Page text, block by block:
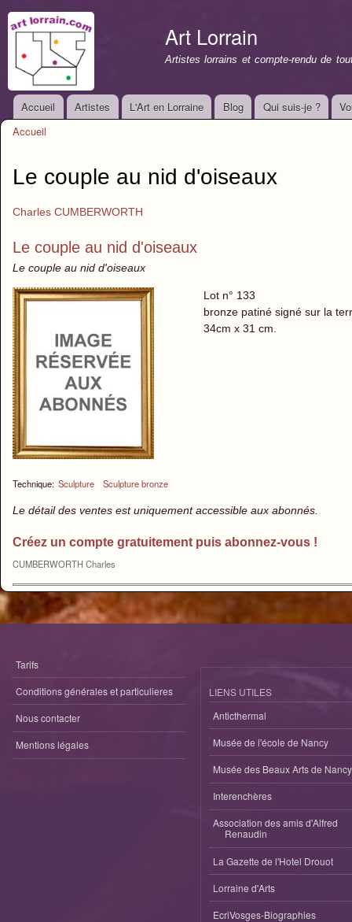
Art Lorrain
Artistes lorrains et compte-rendu de
Menu principal
Accueil Artistes L'Art en Lorraine Blog Qui suis-je ?
Accueil
Le couple au nid d'oiseaux
Charles CUMBERWORTH
Le couple au nid d'oiseaux
Le couple au nid d'oiseaux
Technique: Sculpture Sculpture bronze
Lot n° 133
bronze patiné signé sur la
34cm x 31 cm.
Le détail des ventes est uniquement accessible aux abonnés.
Créez un compte gratuitement puis abonnez-vous !
CUMBERWORTH Charles
Tarifs
Conditions générales et particulieres
Nous contacter
Mentions légales
LIENS UTILES
Anticthermal
Musée de l'école de Nancy
Musée des Beaux Arts de Nancy
Interenchères
Association des amis d'Alfred
Renaudin
La Gazette de l'Hotel Drouot
Lorraine d'Arts
EcriVosges-Biographies